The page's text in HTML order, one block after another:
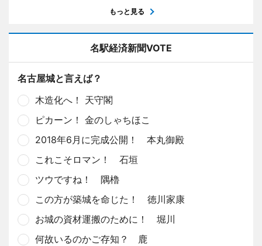
もっと見る
名駅経済新聞VOTE
名古屋城と言えば？
木造化へ！ 天守閣
ピカーン！ 金のしゃちほこ
2018年6月に完成公開！ 本丸御殿
これこそロマン！ 石垣
ツウですね！ 隅櫓
この方が築城を命じた！ 徳川家康
お城の資材運搬のために！ 堀川
何故いるのかご存知？ 鹿